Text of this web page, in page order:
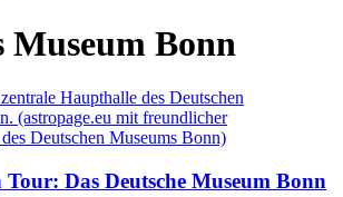
Museum Bonn
Tour: Das Deutsche Museum Bonn